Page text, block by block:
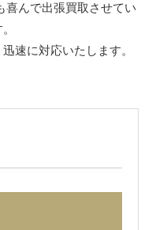
喜んで出張買取させてい
速に対応いたします。